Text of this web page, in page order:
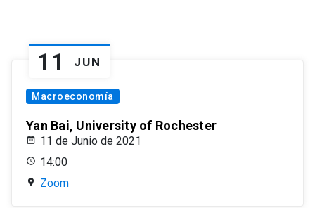
11 JUN
Macroeconomía
Yan Bai, University of Rochester
11 de Junio de 2021
14:00
Zoom